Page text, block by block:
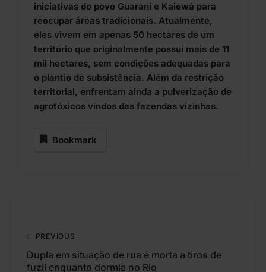
iniciativas do povo Guarani e Kaiowá para
reocupar áreas tradicionais. Atualmente,
eles vivem em apenas 50 hectares de um
território que originalmente possui mais de 11
mil hectares, sem condições adequadas para
o plantio de subsistência. Além da restrição
territorial, enfrentam ainda a pulverização de
agrotóxicos vindos das fazendas vizinhas.
Bookmark
PREVIOUS
Dupla em situação de rua é morta a tiros de
fuzil enquanto dormia no Rio